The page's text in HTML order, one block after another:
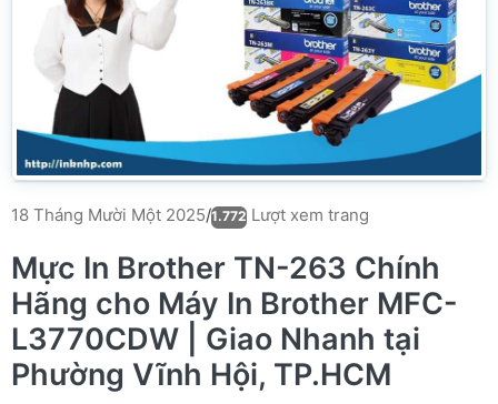
18 Tháng Mười Một 2025/1.772 Lượt xem trang
Mực In Brother TN-263 Chính
Hãng cho Máy In Brother MFC-
L3770CDW | Giao Nhanh tại
Phường Vĩnh Hội, TP.HCM